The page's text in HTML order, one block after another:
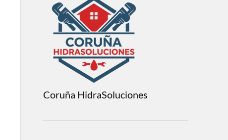
Coruña HidraSoluciones